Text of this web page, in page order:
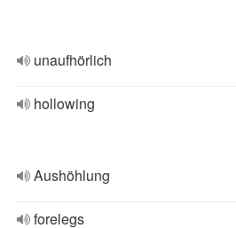
unaufhörlich
hollowing
Aushöhlung
forelegs